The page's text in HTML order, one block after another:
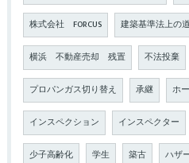
株式会社 FORCUS 建築基準法上の
横浜 不動産売却 残置 不法投棄
プロパンガス切り替え 承継 ホ
インスペクション インスペクター
少子高齢化 学生 築古 ハザ